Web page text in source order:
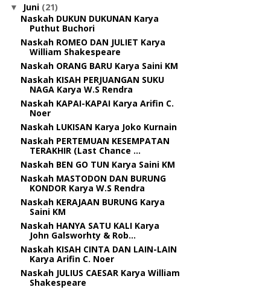
▼ Juni (21)
Naskah DUKUN DUKUNAN Karya
Puthut Buchori
Naskah ROMEO DAN JULIET Karya
William Shakespeare
Naskah ORANG BARU Karya Saini KM
Naskah KISAH PERJUANGAN SUKU
NAGA Karya W.S Rendra
Naskah KAPAI-KAPAI Karya Arifin C.
Noer
Naskah LUKISAN Karya Joko Kurnain
Naskah PERTEMUAN KESEMPATAN
TERAKHIR (Last Chance ...
Naskah BEN GO TUN Karya Saini KM
Naskah MASTODON DAN BURUNG
KONDOR Karya W.S Rendra
Naskah KERAJAAN BURUNG Karya
Saini KM
Naskah HANYA SATU KALI Karya
John Galsworhty & Rob...
Naskah KISAH CINTA DAN LAIN-LAIN
Karya Arifin C. Noer
Naskah JULIUS CAESAR Karya William
Shakespeare